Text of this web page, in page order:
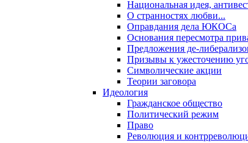
Национальная идея,
О странностях любви...
Оправдания дела ЮКОСа
Основания пересмотра
Предложения де-
Призывы к ужесточению
Символические акции
Теории заговора
Идеология
Гражданское общество
Политический режим
Право
Революция и